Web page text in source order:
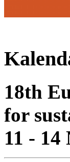
18th
for
11 - 14